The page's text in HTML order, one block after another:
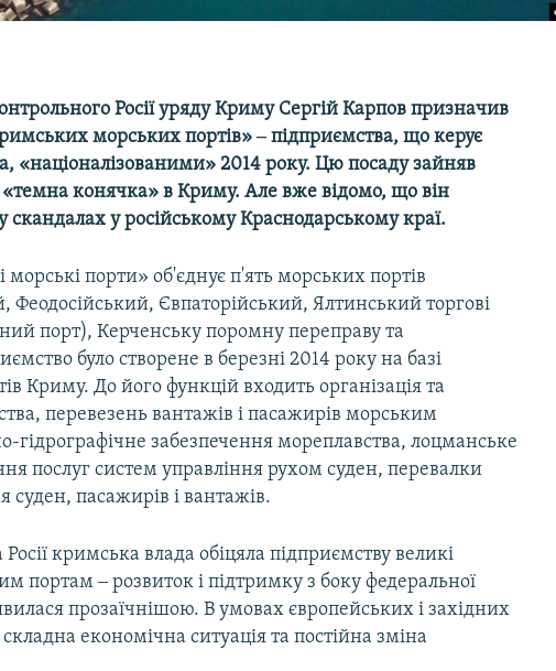
Росії уряду Криму Сергій Карпов призначив
морських портів» ‒ підприємства, що керує
«націоналізованими» 2014 року. Цю посаду зайняв
конячка» в Криму. Але вже відомо, що він
скандалах у російському Краснодарському краї.
порти» об'єднує п'ять морських портів
Феодосійський, Євпаторійський, Ялтинський торгові
порт), Керченську поромну переправу та
було створене в березні 2014 року на базі
Криму. До його функцій входить організація та
перевезень вантажів і пасажирів морським
гідрографічне забезпечення мореплавства, лоцманське
послуг систем управління рухом суден, перевалки
суден, пасажирів і вантажів.
кримська влада обіцяла підприємству великі
портам ‒ розвиток і підтримку з боку федеральної
прозаїчнішою. В умовах європейських і західних
економічна ситуація та постійна зміна